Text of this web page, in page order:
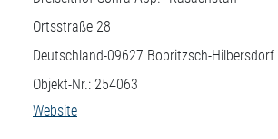
Ortsstraße 28
Deutschland-09627 Bobritzsch-Hilbersdorf
Objekt-Nr.: 254063
Website